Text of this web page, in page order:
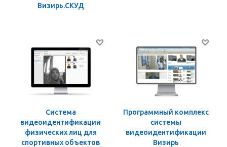
Визирь.СКУД
Система
видеоидентификации
физических лиц для
спортивных объектов
Программный комплекс
системы
видеоидентификации
Визирь